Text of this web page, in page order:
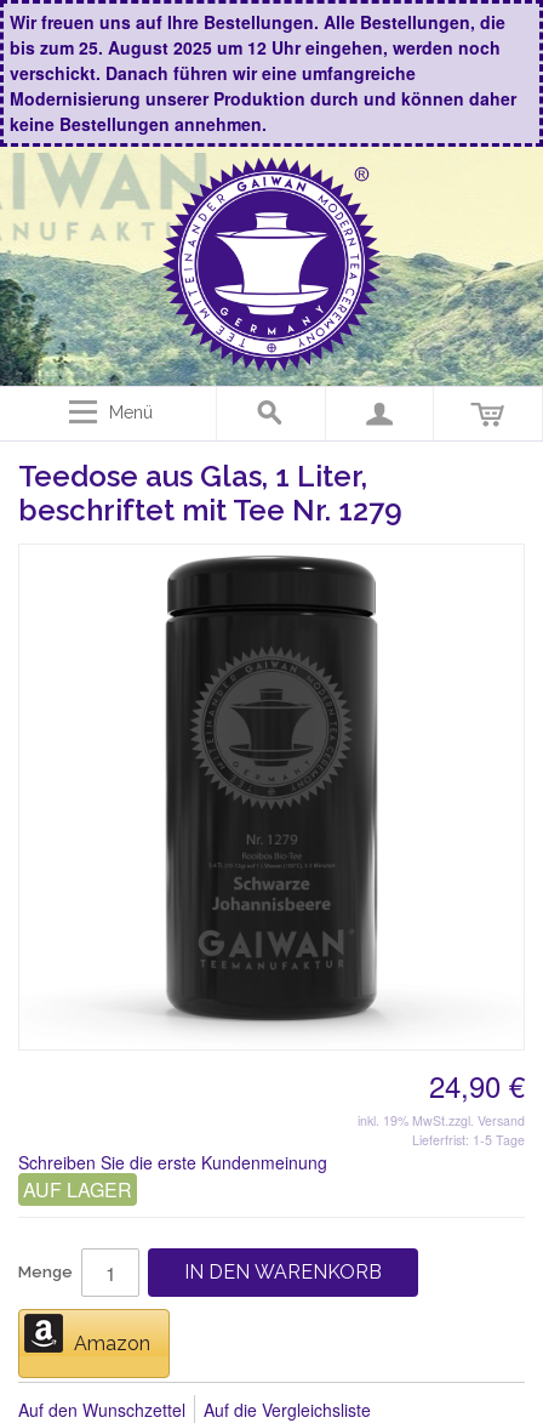
Wir freuen uns auf Ihre Bestellungen. Alle Bestellungen, die
bis zum 25. August 2025 um 12 Uhr eingehen, werden noch
verschickt. Danach führen wir eine umfangreiche
Modernisierung unserer Produktion durch und können daher
keine Bestellungen annehmen.
Menü
Teedose aus Glas, 1 Liter,
beschriftet mit Tee Nr. 1279
24,90 €
inkl. 19% MwSt.zzgl. Versand
Lieferfrist: 1-5 Tage
Schreiben Sie die erste Kundenmeinung
AUF LAGER
Menge IN DEN WARENKORB
Amazon
Auf den Wunschzettel Auf die Vergleichsliste